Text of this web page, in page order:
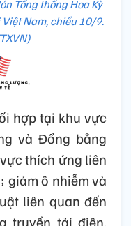
Tổng thống Hoa Kỳ
Nam, chiều 10/9.